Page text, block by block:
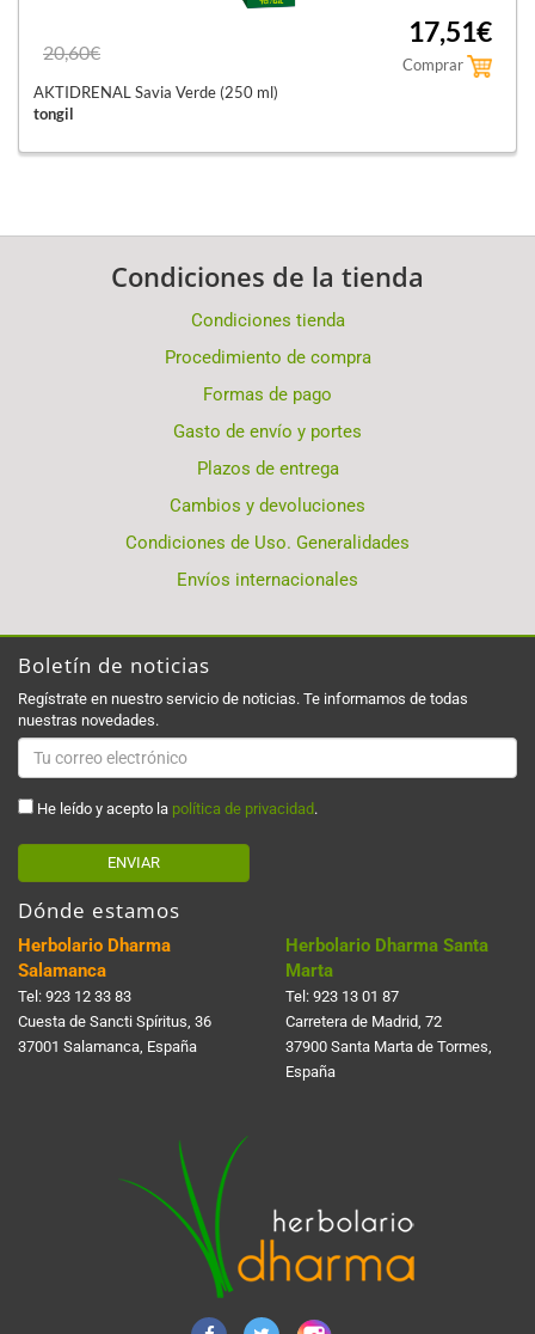
20,60€
17,51€
Comprar
AKTIDRENAL Savia Verde (250 ml)
tongil
Condiciones de la tienda
Condiciones tienda
Procedimiento de compra
Formas de pago
Gasto de envío y portes
Plazos de entrega
Cambios y devoluciones
Condiciones de Uso. Generalidades
Envíos internacionales
Boletín de noticias
Regístrate en nuestro servicio de noticias. Te informamos de todas
nuestras novedades.
He leído y acepto la política de privacidad .
ENVIAR
Dónde estamos
Herbolario Dharma
Salamanca
Tel: 923 12 33 83
Cuesta de Sancti Spí­ritus, 36
37001 Salamanca, España
Herbolario Dharma Santa
Marta
Tel: 923 13 01 87
Carretera de Madrid, 72
37900 Santa Marta de Tormes,
España